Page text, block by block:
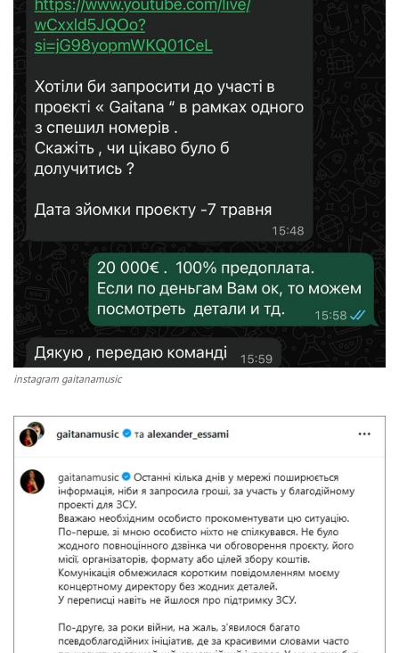
instagram gaitanamusic